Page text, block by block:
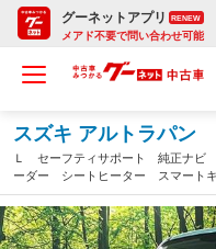
グーネットアプリ RENEW
メアド不要で問い合わせ可能
スズキ アルトラパン
Ｌ セーフティサポート 純正ナビ
ーダー シートヒーター スマート
オートライト 電動格納ドアミラー